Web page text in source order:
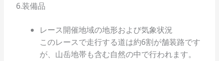
6.装備品
レース開催地域の地形および気象状況
このレースで走行する道は約6割が舗装路です
が、山岳地帯も含む自然の中で行われます。